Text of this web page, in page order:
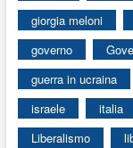
giorgia meloni
governo
guerra in ucraina
israele
italia
Liberalismo